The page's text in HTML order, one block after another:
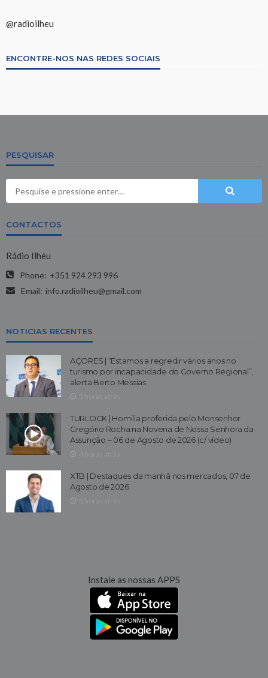
@radioilheu
ENCONTRE-NOS NAS REDES SOCIAIS
PESQUISAR
CONTACTOS
Rádio Ilhéu
Phone: +351 924 293 996
Email: info.radioilheu@gmail.com
NOTICIAS RECENTES
AÇORES | “Estamos a regredir vários anos no
turismo por incapacidade do Governo Regional”,
alerta Berto Messias
TURLOCK | Homilia proferida pelo Monsenhor
Gregório Rocha na Novena de Nossa Senhora da
Assunção – 06 de Agosto de 2026 (c/ vídeo)
XTB | Destaques da manhã nos mercados, 07 de
Agosto de 2026
Instale as nossas APPS